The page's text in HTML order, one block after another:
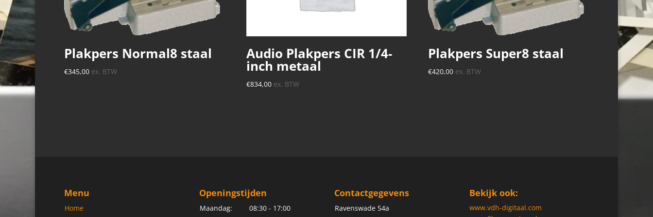
Plakpers Normal8 staal
€345,00 ex. BTW
Audio Plakpers CIR 1/4-
inch metaal
€834,00 ex. BTW
Plakpers Super8 staal
€420,00 ex. BTW
Menu
Home
Openingstijden
Maandag:
08:30 - 17:00
Contactgegevens
Ravenswade 54a
Bekijk ook:
www.vdh-digitaal.com